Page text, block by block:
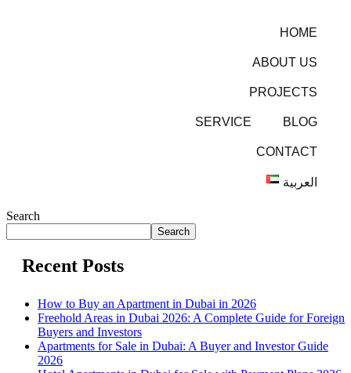
HOME
ABOUT US
PROJECTS
SERVICE BLOG
CONTACT
العربية
Search
Search
Recent Posts
How to Buy an Apartment in Dubai in 2026
Freehold Areas in Dubai 2026: A Complete Guide for Foreign
Buyers and Investors
Apartments for Sale in Dubai: A Buyer and Investor Guide
2026